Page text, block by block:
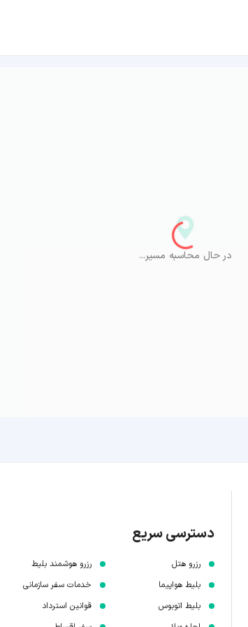
در حال محاسبه مسیر...
دسترسی سریع
رزرو هتل
بلیط هواپیما
بلیط اتوبوس
رزرو هوشمند بلیط
خدمات سفر سازمانی
قوانین استرداد